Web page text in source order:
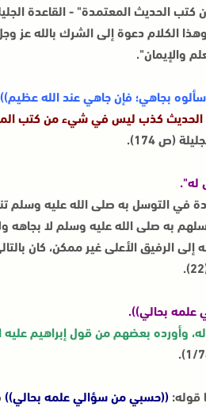
الحديث المعتمدة" - القاعدة
الكلام دعوة إلى الشرك بالله عز
والإيمان".
بجاهي؛ فإن جاهي عند الله عظيم))
كذب ليس في شيء من كتب
(ص 174).
له".
في التوسل به صلى الله عليه
به صلى الله عليه وسلم لا بجاهه
إلى الرفيق الأعلى غير ممكن، كان
بحالي)).
وأورده بعضهم من قول إبراهيم
قوله:((حسبي من سؤالي علمه بحالي))